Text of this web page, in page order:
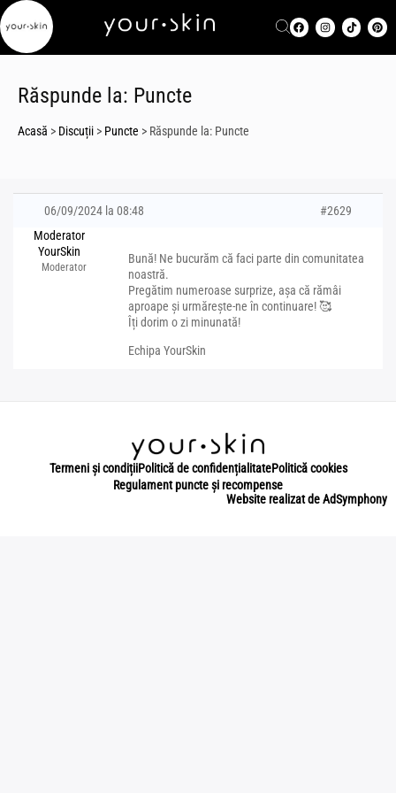
Răspunde la: Puncte
Acasă > Discuții > Puncte > Răspunde la: Puncte
06/09/2024 la 08:48
#2629
Moderator
YourSkin
Moderator
Bună! Ne bucurăm că faci parte din comunitatea
noastră.
Pregătim numeroase surprize, așa că rămâi
aproape și urmărește-ne în continuare! 🥰
Îți dorim o zi minunată!
Echipa YourSkin
Termeni și condițiiPolitică de confidențialitatePolitică cookies
Regulament puncte și recompense
Website realizat de AdSymphony